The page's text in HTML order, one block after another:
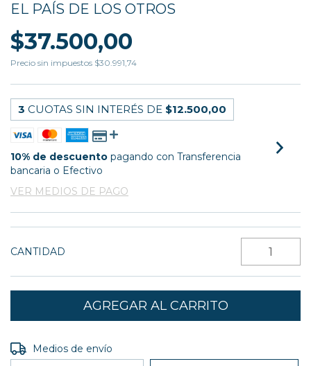
EL PAÍS DE LOS OTROS
$37.500,00
Precio sin impuestos $30.991,74
3 CUOTAS SIN INTERÉS DE $12.500,00
10% de descuento pagando con Transferencia
bancaria o Efectivo
VER MEDIOS DE PAGO
CANTIDAD
Entregas para el CP:
Medios de envío